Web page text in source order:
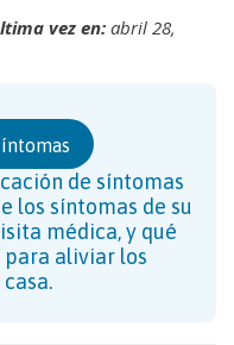
vez en: abril 28,
de síntomas
los síntomas de su
médica, y qué
aliviar los